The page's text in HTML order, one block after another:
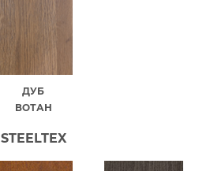
ДУБ
ВОТАН
STEELTEX